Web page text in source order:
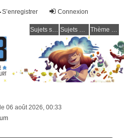
Connexion
S’enregistrer
Sujets sans réponse Sujets actifs Thème clair / foncé
06 août 2026, 00:33